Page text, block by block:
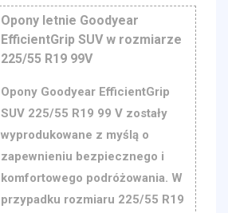
Opony letnie Goodyear
EfficientGrip SUV w rozmiarze
225/55 R19 99V
Opony Goodyear EfficientGrip
SUV 225/55 R19 99 V zostały
wyprodukowane z myślą o
zapewnieniu bezpiecznego i
komfortowego podróżowania. W
przypadku rozmiaru 225/55 R19